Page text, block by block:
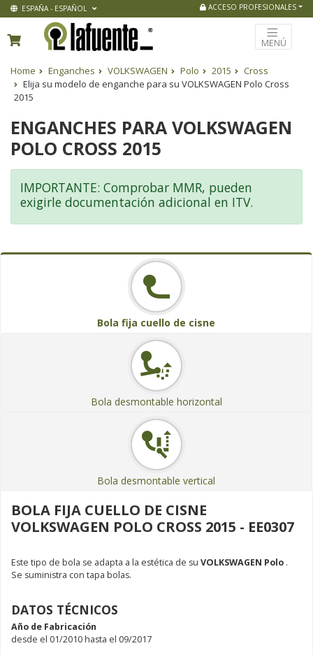
ESPAÑA - ESPAÑOL ACCESO PROFESIONALES
MENÚ
Home Enganches VOLKSWAGEN Polo 2015
Cross
Elija su modelo de enganche para su VOLKSWAGEN Polo Cross
2015
ENGANCHES PARA VOLKSWAGEN
POLO CROSS 2015
IMPORTANTE: Comprobar MMR, pueden
exigirle documentación adicional en ITV.
Bola fija cuello de cisne
Bola desmontable horizontal
Bola desmontable vertical
BOLA FIJA CUELLO DE CISNE
VOLKSWAGEN POLO CROSS 2015 - EE0307
Este tipo de bola se adapta a la estética de su VOLKSWAGEN Polo .
Se suministra con tapa bolas.
DATOS TÉCNICOS
Año de Fabricación
desde el 01/2010 hasta el 09/2017